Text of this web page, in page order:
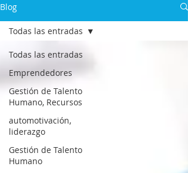
Blog
Todas las entradas
Emprendedores
Gestión de Talento
Humano, Recursos
automotivación,
liderazgo
Gestión de Talento
Humano
Todas las entradas